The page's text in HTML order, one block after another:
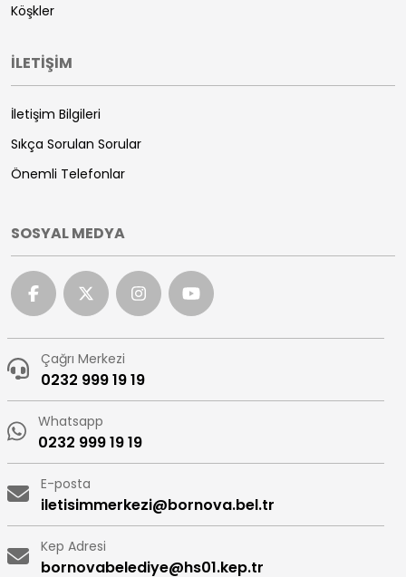
Köşkler
İLETİŞİM
İletişim Bilgileri
Sıkça Sorulan Sorular
Önemli Telefonlar
SOSYAL MEDYA
Çağrı Merkezi
0232 999 19 19
Whatsapp
0232 999 19 19
E-posta
iletisimmerkezi@bornova.bel.tr
Kep Adresi
bornovabelediye@hs01.kep.tr